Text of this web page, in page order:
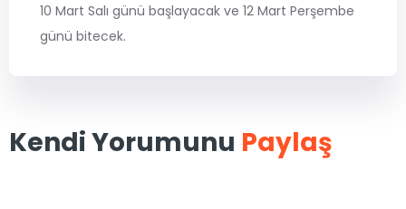
MSÜ
5. Sınıflar 6. Sınıflar
10 Mart Salı günü başlayacak ve 12 Mart Perşembe
günü bitecek.
Kendi Yorumunu Paylaş